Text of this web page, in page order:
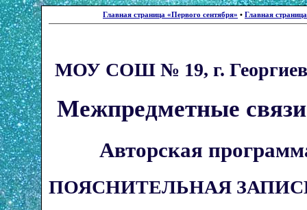
Главная страница «Первого сентября» • Главная
МОУ СОШ № 19, г.
Межпредметные
Авторская
ПОЯСНИТЕЛЬНАЯ